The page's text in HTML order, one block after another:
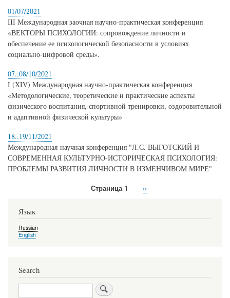
01/07/2021
III Международная заочная научно-практическая конференция
«ВЕКТОРЫ ПСИХОЛОГИИ: сопровождение личности и
обеспечение ее психологической безопасности в условиях
социально-цифровой среды».
07..08/10/2021
I (ХIV) Международная научно-практическая конференция
«Методологические, теоретические и практические аспекты
физического воспитания, спортивной тренировки, оздоровительной
и адаптивной физической культуры»
18..19/11/2021
Международная научная конференция "Л.С. ВЫГОТСКИЙ И
СОВРЕМЕННАЯ КУЛЬТУРНО-ИСТОРИЧЕСКАЯ ПСИХОЛОГИЯ:
ПРОБЛЕМЫ РАЗВИТИЯ ЛИЧНОСТИ В ИЗМЕНЧИВОМ МИРЕ"
страниц
Страница 1
Следующая
››
Язык
Russian
English
Search
Search